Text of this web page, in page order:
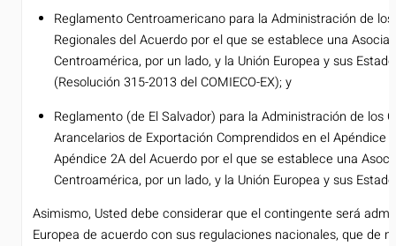
Reglamento Centroamericano para la Administración de
Regionales del Acuerdo por el que se establece una
Centroamérica, por un lado, y la Unión Europea y sus
(Resolución 315-2013 del COMIECO-EX); y
Reglamento (de El Salvador) para la Administración de los
Arancelarios de Exportación Comprendidos en el Apéndice
Apéndice 2A del Acuerdo por el que se establece una
Centroamérica, por un lado, y la Unión Europea y sus
Asimismo, Usted debe considerar que el contingente será
Europea de acuerdo con sus regulaciones nacionales, que de